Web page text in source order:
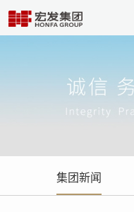
集团新闻